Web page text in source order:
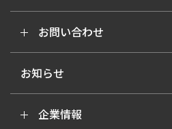
お問い合わせ
お知らせ
企業情報